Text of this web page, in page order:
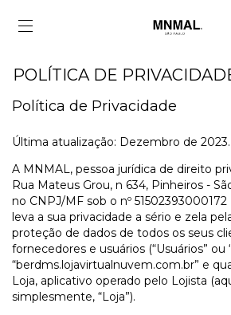
POLÍTICA DE
Política de Privacidade
Última atualização: Dezembro de 2023.
A MNMAL, pessoa jurídica de direito
Rua Mateus Grou, n 634, Pinheiros -
no CNPJ/MF sob o nº 51502393000172
leva a sua privacidade a sério e zela
proteção de dados de todos os seus
fornecedores e usuários (“Usuários” ou
“berdms.lojavirtualnuvem.com.br” e
Loja, aplicativo operado pelo Lojista
simplesmente, “Loja”).